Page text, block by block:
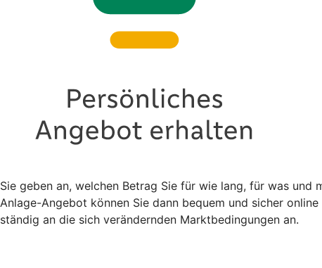
Sie geben an, welchen Betrag Sie für wie lang, für was
Anlage-Angebot können Sie dann bequem und sicher
ständig an die sich verändernden Marktbedingungen an.